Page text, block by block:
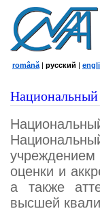
română | русский |
Национальный
оценки и
а также
высшей